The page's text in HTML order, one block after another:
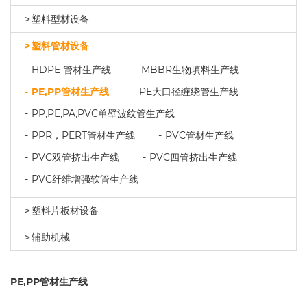
塑料型材设备
塑料管材设备
HDPE 管材生产线
MBBR生物填料生产线
PE,PP管材生产线
PE大口径缠绕管生产线
PP,PE,PA,PVC单壁波纹管生产线
PPR，PERT管材生产线
PVC管材生产线
PVC双管挤出生产线
PVC四管挤出生产线
PVC纤维增强软管生产线
塑料片板材设备
辅助机械
PE,PP管材生产线